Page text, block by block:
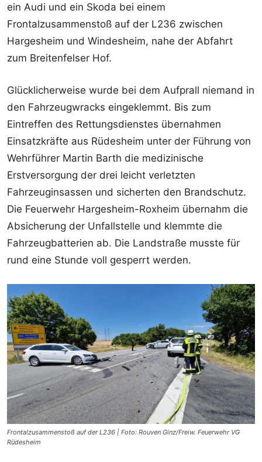
ein Audi und ein Skoda bei einem
Frontalzusammenstoß auf der L236 zwischen
Hargesheim und Windesheim, nahe der Abfahrt
zum Breitenfelser Hof.
Glücklicherweise wurde bei dem Aufprall niemand in
den Fahrzeugwracks eingeklemmt. Bis zum
Eintreffen des Rettungsdienstes übernahmen
Einsatzkräfte aus Rüdesheim unter der Führung von
Wehrführer Martin Barth die medizinische
Erstversorgung der drei leicht verletzten
Fahrzeuginsassen und sicherten den Brandschutz.
Die Feuerwehr Hargesheim-Roxheim übernahm die
Absicherung der Unfallstelle und klemmte die
Fahrzeugbatterien ab. Die Landstraße musste für
rund eine Stunde voll gesperrt werden.
Frontalzusammenstoß auf der L236 | Foto: Rouven Ginz/Freiw. Feuerwehr VG
Rüdesheim